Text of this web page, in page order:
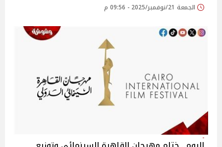
الجمعة 21/نوفمبر/2025 - 09:56 م